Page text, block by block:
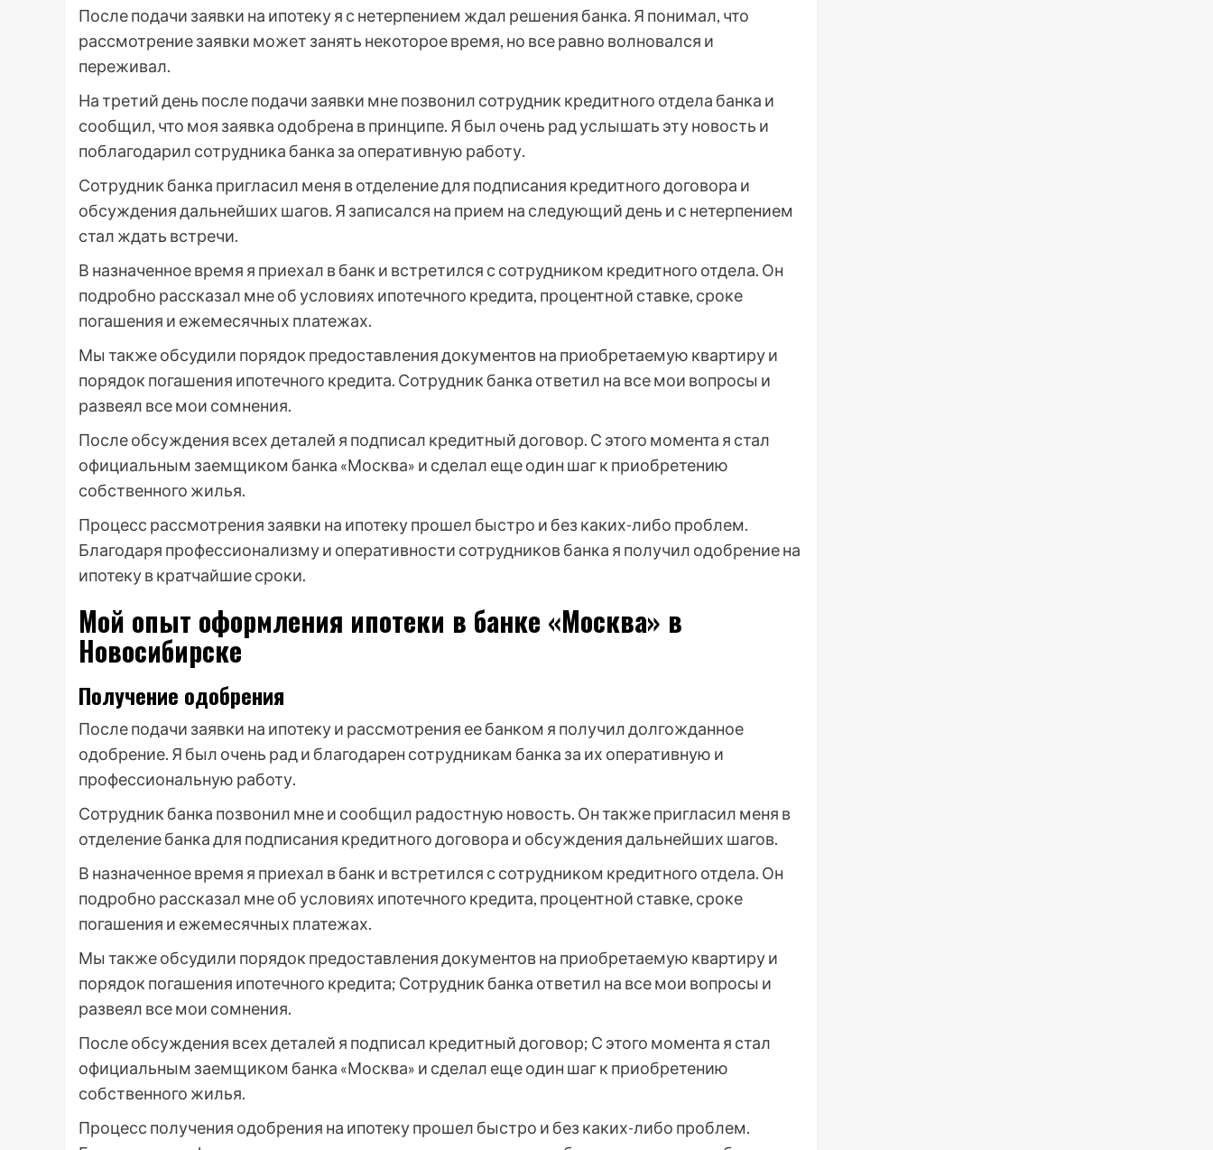
После подачи заявки на ипотеку я с нетерпением ждал решения банка. Я понимал, что
рассмотрение заявки может занять некоторое время, но все равно волновался и
переживал.
На третий день после подачи заявки мне позвонил сотрудник кредитного отдела банка и
сообщил, что моя заявка одобрена в принципе. Я был очень рад услышать эту новость и
поблагодарил сотрудника банка за оперативную работу.
Сотрудник банка пригласил меня в отделение для подписания кредитного договора и
обсуждения дальнейших шагов. Я записался на прием на следующий день и с нетерпением
стал ждать встречи.
В назначенное время я приехал в банк и встретился с сотрудником кредитного отдела. Он
подробно рассказал мне об условиях ипотечного кредита, процентной ставке, сроке
погашения и ежемесячных платежах.
Мы также обсудили порядок предоставления документов на приобретаемую квартиру и
порядок погашения ипотечного кредита. Сотрудник банка ответил на все мои вопросы и
развеял все мои сомнения.
После обсуждения всех деталей я подписал кредитный договор. С этого момента я стал
официальным заемщиком банка «Москва» и сделал еще один шаг к приобретению
собственного жилья.
Процесс рассмотрения заявки на ипотеку прошел быстро и без каких-либо проблем.
Благодаря профессионализму и оперативности сотрудников банка я получил одобрение на
ипотеку в кратчайшие сроки.
Мой опыт оформления ипотеки в банке «Москва» в
Новосибирске
Получение одобрения
После подачи заявки на ипотеку и рассмотрения ее банком я получил долгожданное
одобрение. Я был очень рад и благодарен сотрудникам банка за их оперативную и
профессиональную работу.
Сотрудник банка позвонил мне и сообщил радостную новость. Он также пригласил меня в
отделение банка для подписания кредитного договора и обсуждения дальнейших шагов.
В назначенное время я приехал в банк и встретился с сотрудником кредитного отдела. Он
подробно рассказал мне об условиях ипотечного кредита, процентной ставке, сроке
погашения и ежемесячных платежах.
Мы также обсудили порядок предоставления документов на приобретаемую квартиру и
порядок погашения ипотечного кредита; Сотрудник банка ответил на все мои вопросы и
развеял все мои сомнения.
После обсуждения всех деталей я подписал кредитный договор; С этого момента я стал
официальным заемщиком банка «Москва» и сделал еще один шаг к приобретению
собственного жилья.
Процесс получения одобрения на ипотеку прошел быстро и без каких-либо проблем.